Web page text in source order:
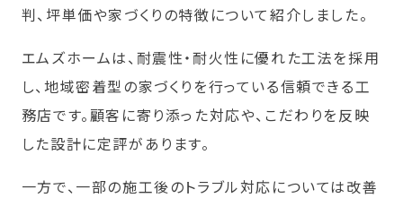
判、坪単価や家づくりの特徴について紹介しました。
エムズホームは、耐震性・耐火性に優れた工法を採用
し、地域密着型の家づくりを行っている信頼できる工
務店です。顧客に寄り添った対応や、こだわりを反映
した設計に定評があります。
一方で、一部の施工後のトラブル対応については改善